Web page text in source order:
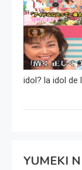
idol? la idol de
YUMEKI